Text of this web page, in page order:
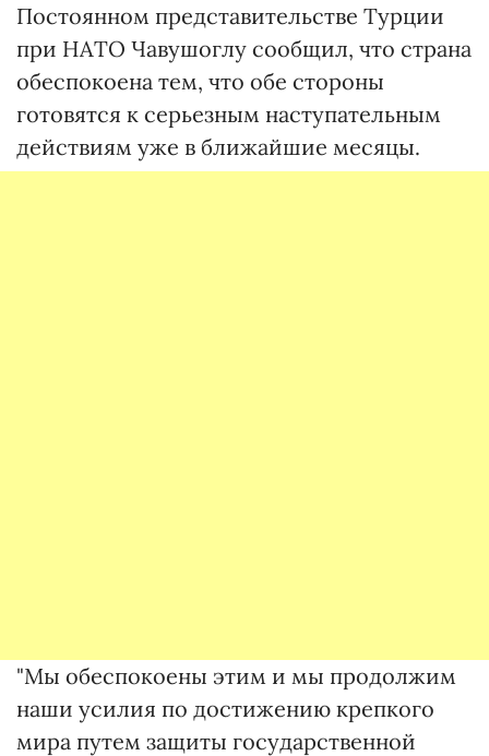
Постоянном представительстве Турции
при НАТО Чавушоглу сообщил, что страна
обеспокоена тем, что обе стороны
готовятся к серьезным наступательным
действиям уже в ближайшие месяцы.
"Мы обеспокоены этим и мы продолжим
наши усилия по достижению крепкого
мира путем защиты государственной